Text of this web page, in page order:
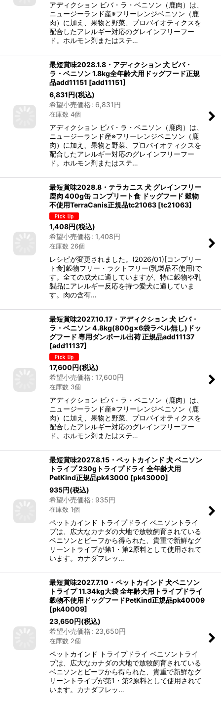
アディクション ビバ・ラ・ベニソン（鹿肉）は、
ニュージーランド産※フリーレンジベニソン（鹿
肉）に加え、果物と野菜、プロバイオティクスを
配合したアレルギー対応のグレインフリーフー
ド。ホルモン剤またはステ…
最短賞味2028.1.8・アディクション 犬 ビバ・
ラ・ベニソン 1.8kg全年齢犬用ドッグフード正規
品add11151 [add11151]
6,831円(税込)
希望小売価格: 6,831円
在庫数 4個
アディクション ビバ・ラ・ベニソン（鹿肉）は、
ニュージーランド産※フリーレンジベニソン（鹿
肉）に加え、果物と野菜、プロバイオティクスを
配合したアレルギー対応のグレインフリーフー
ド。ホルモン剤またはステ…
最短賞味2028.8・テラカニス 犬 グレインフリー
鹿肉 400g缶 コンプリート食 ドッグフード 穀物
不使用TerraCanis正規品tc21063 [tc21063]
1,408円(税込)
希望小売価格: 1,408円
在庫数 26個
レシピが変更されました。(2026/01)[コンプリー
ト食]穀物フリー・ラクトフリー(乳製品不使用)で
す。全ての成犬に適していますが、特に穀物や乳
製品にアレルギー反応を持つ愛犬に適していま
す。肉の含有…
最短賞味2027.10.17・アディクション 犬 ビバ・
ラ・ベニソン 4.8kg(800g×6袋ラベル無し)ドッ
グフード 専用ダンボール出荷 正規品add11137
[add11137]
17,600円(税込)
希望小売価格: 17,600円
在庫数 3個
アディクション ビバ・ラ・ベニソン（鹿肉）は、
ニュージーランド産※フリーレンジベニソン（鹿
肉）に加え、果物と野菜、プロバイオティクスを
配合したアレルギー対応のグレインフリーフー
ド。ホルモン剤またはステ…
最短賞味2027.8.15・ペットカインド 犬 ベニソン
トライプ 230gトライプドライ 全年齢犬用
PetKind正規品pk43000 [pk43000]
935円(税込)
希望小売価格: 935円
在庫数 1個
ペットカインド トライプドライ ベニソントライ
プは、広大なカナダの大地で放牧飼育されている
ベニソンとビーフから得られた、貴重で新鮮なグ
リーントライプが第1・第2原料として使用されて
います。カナダフレッ…
最短賞味2027.7.10・ペットカインド 犬ベニソン
トライプ 11.34kg大袋 全年齢犬用トライプドライ
穀物不使用ドッグフードPetKind正規品pk40009
[pk40009]
23,650円(税込)
希望小売価格: 23,650円
在庫数 2個
ペットカインド トライプドライ ベニソントライ
プは、広大なカナダの大地で放牧飼育されている
ベニソンとビーフから得られた、貴重で新鮮なグ
リーントライプが第1・第2原料として使用されて
います。カナダフレッ…